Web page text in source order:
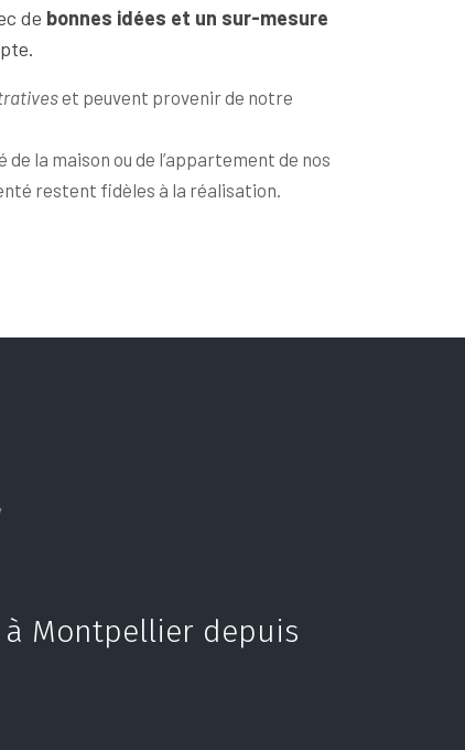
de bonnes idées et un sur-mesure
et peuvent provenir de notre
la maison ou de l’appartement de nos
restent fidèles à la réalisation.
Montpellier depuis